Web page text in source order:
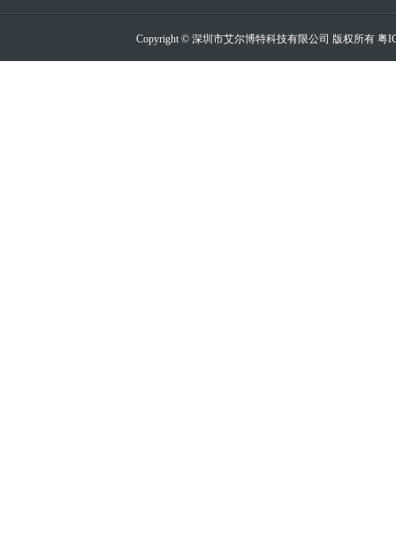
Copyright © 深圳市艾尔博特科技有限公司 版权所有 粤